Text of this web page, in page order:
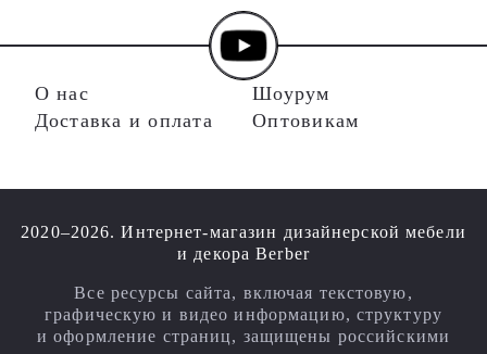
О нас
Доставка и оплата
Шоурум
Оптовикам
2020–2026. Интернет-магазин дизайнерской мебели
и декора Berber
Все ресурсы сайта, включая текстовую,
графическую и видео информацию, структуру
и оформление страниц, защищены российскими